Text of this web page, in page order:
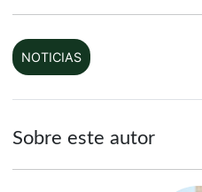
NOTICIAS
Sobre este autor